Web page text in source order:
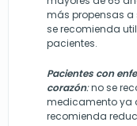
más propensas a
se recomienda
pacientes.
Pacientes con
corazón:no se
medicamento ya
recomienda